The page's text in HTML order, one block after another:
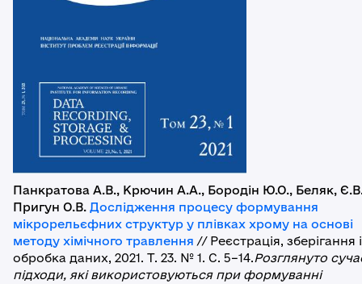
Панкратова А.В., Крючин А.А., Бородін Ю.О., Беляк,
Пригун О.В. Дослідження процесу формування
мікрорельєфних структур у плівках хрому на основі
методу хімічного травлення // Реєстрація, зберігання і
обробка даних, 2021. Т. 23. № 1. С. 5–14.Розглянуто
підходи, які використовуються при формуванні